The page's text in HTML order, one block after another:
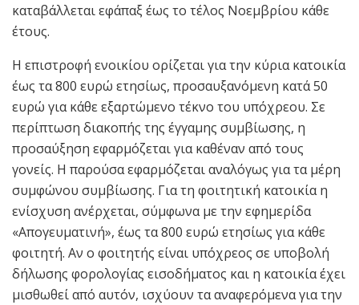
καταβάλλεται εφάπαξ έως το τέλος Νοεμβρίου κάθε
έτους.
Η επιστροφή ενοικίου ορίζεται για την κύρια κατοικία
έως τα 800 ευρώ ετησίως, προσαυξανόμενη κατά 50
ευρώ για κάθε εξαρτώμενο τέκνο του υπόχρεου. Σε
περίπτωση διακοπής της έγγαμης συμβίωσης, η
προσαύξηση εφαρμόζεται για καθέναν από τους
γονείς. Η παρούσα εφαρμόζεται αναλόγως για τα μέρη
συμφώνου συμβίωσης. Για τη φοιτητική κατοικία η
ενίσχυση ανέρχεται, σύμφωνα με την εφημερίδα
«Απογευματινή», έως τα 800 ευρώ ετησίως για κάθε
φοιτητή. Αν ο φοιτητής είναι υπόχρεος σε υποβολή
δήλωσης φορολογίας εισοδήματος και η κατοικία έχει
μισθωθεί από αυτόν, ισχύουν τα αναφερόμενα για την